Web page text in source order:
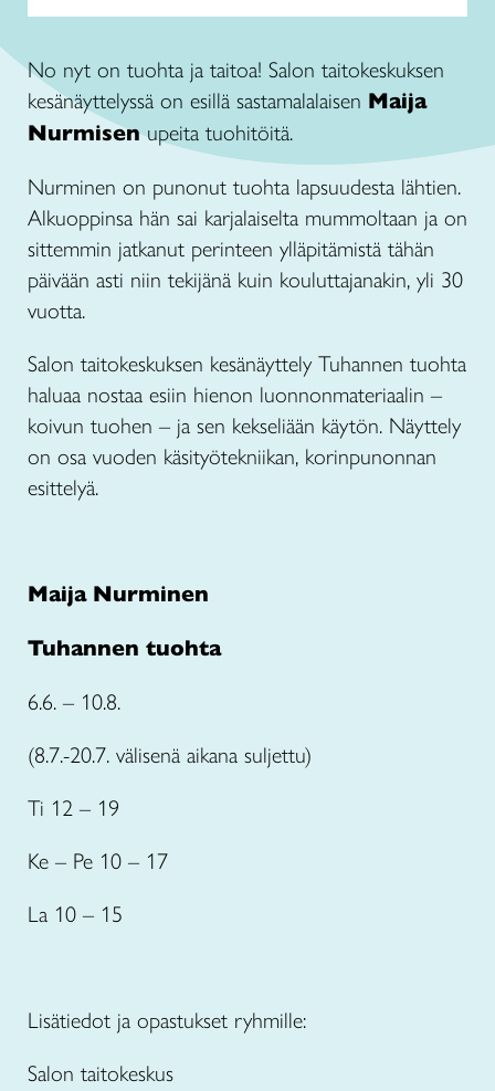
No nyt on tuohta ja taitoa! Salon taitokeskuksen
kesänäyttelyssä on esillä sastamalalaisen Maija
Nurmisenupeita tuohitöitä.
Nurminen on punonut tuohta lapsuudesta lähtien.
Alkuoppinsa hän sai karjalaiselta mummoltaan ja on
sittemmin jatkanut perinteen ylläpitämistä tähän
päivään asti niin tekijänä kuin kouluttajanakin, yli 30
vuotta.
Salon taitokeskuksen kesänäyttely Tuhannen tuohta
haluaa nostaa esiin hienon luonnonmateriaalin –
koivun tuohen – ja sen kekseliään käytön. Näyttely
on osa vuoden käsityötekniikan, korinpunonnan
esittelyä.
Maija Nurminen
Tuhannen tuohta
6.6. – 10.8.
(8.7.-20.7. välisenä aikana suljettu)
Ti 12 – 19
Ke – Pe 10 – 17
La 10 – 15
Lisätiedot ja opastukset ryhmille:
Salon taitokeskus